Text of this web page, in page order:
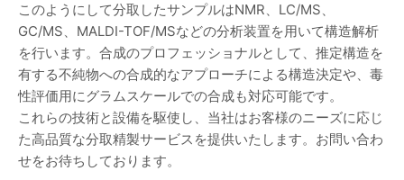
このようにして分取したサンプルはNMR、LC/MS、
GC/MS、MALDI-TOF/MSなどの分析装置を用いて構造解析
を行います。合成のプロフェッショナルとして、推定構造を
有する不純物への合成的なアプローチによる構造決定や、毒
性評価用にグラムスケールでの合成も対応可能です。
これらの技術と設備を駆使し、当社はお客様のニーズに応じ
た高品質な分取精製サービスを提供いたします。お問い合わ
せをお待ちしております。